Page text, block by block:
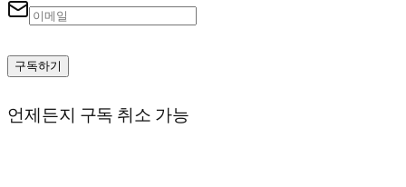
구독하기
언제든지 구독 취소 가능